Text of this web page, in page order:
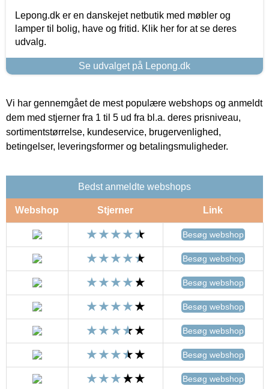
Lepong.dk er en danskejet netbutik med møbler og
lamper til bolig, have og fritid. Klik her for at se deres
udvalg.
Se udvalget på Lepong.dk
Vi har gennemgået de mest populære webshops og anmeldt
dem med stjerner fra 1 til 5 ud fra bl.a. deres prisniveau,
sortimentstørrelse, kundeservice, brugervenlighed,
betingelser, leveringsformer og betalingsmuligheder.
Bedst anmeldte webshops
Webshop Stjerner Link
Besøg webshop
Besøg webshop
Besøg webshop
Besøg webshop
Besøg webshop
Besøg webshop
Besøg webshop